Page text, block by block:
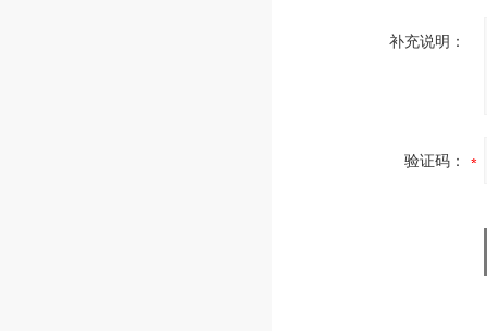
补充说明：
验证码：